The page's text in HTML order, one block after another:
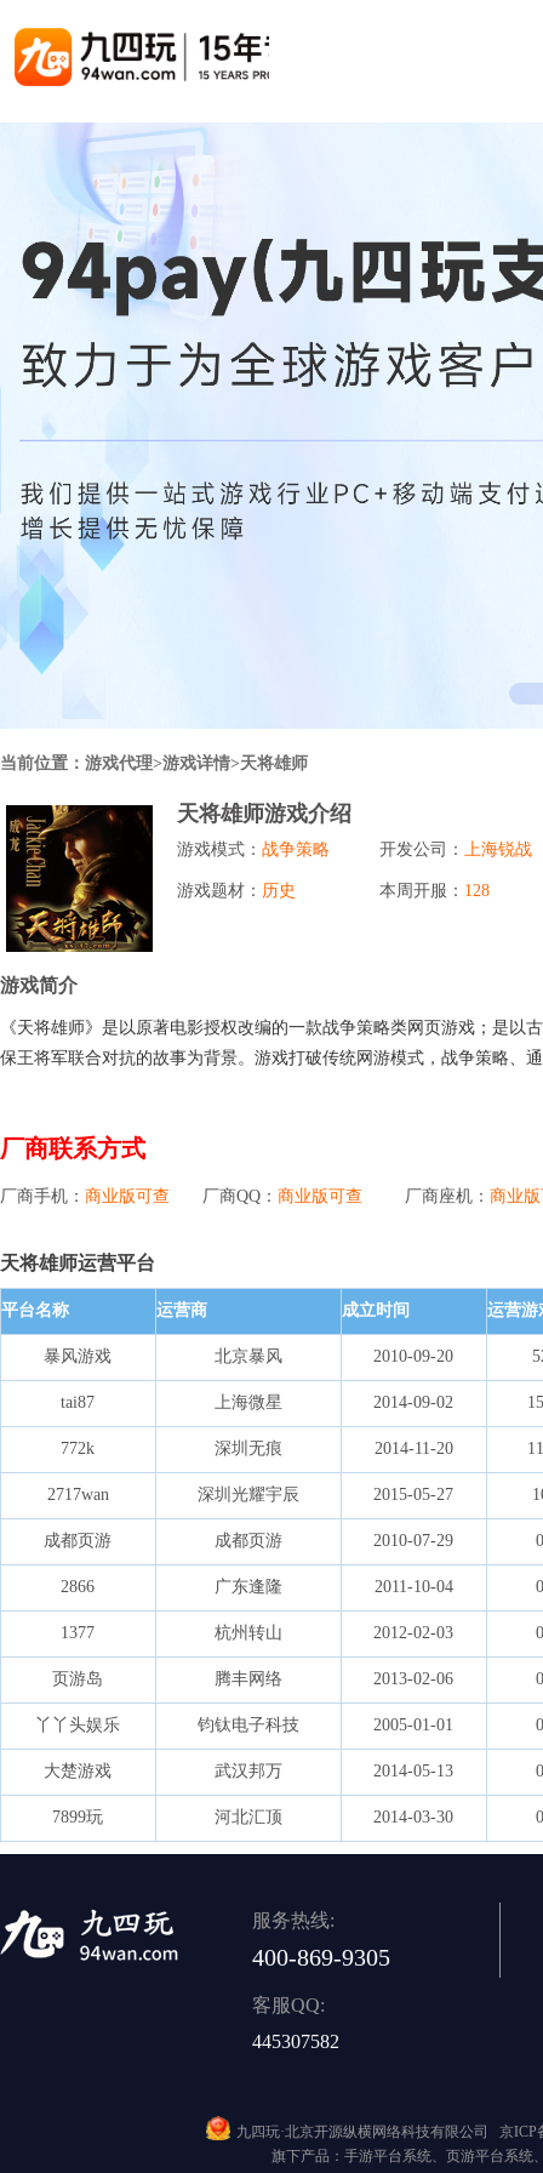
游戏联运系统
手游联运系统
千款游戏任意运营
页游联运系统
H5游戏联运系统
支持多国语言，多种国际支付
行业对比
帮您甄选最优质的产品和服务
PC官网
游戏APP
游戏、玩家、资金一站管理
聚合盒子PC端
全新UI上线，引流新利器
游戏库
手游列表
上千款游戏，款款吸金 代理流程
热门游戏、大厂游戏、高分成 带你了解
小程序游戏列表
千款热门游戏，精品热推
游戏陪玩系统
游戏陪玩系统
变现模式多样(订单、礼物、招商加盟)
陪玩PC官网
陪玩APP
一站式管理陪玩技师/订单/玩家数据...
游戏开播助手
当前位置： 游戏代理>游戏详情>天将雄师
天将雄师游戏介绍
游戏模式： 战争策略 开发公司： 上海锐战
游戏题材： 历史 本周开服： 128
游戏简介
《天将雄师》是以原著电影授权改编的一款战争策略类网页游戏；是
保王将军联合对抗的故事为背景。游戏打破传统网游模式，战争策略、
厂商联系方式
厂商手机： 商业版可查 厂商QQ： 商业版可查 厂商座机： 商业
天将雄师运营平台
平台名称 运营商 成立时间 运营游
暴风游戏 北京暴风 2010-09-20
tai87 上海微星 2014-09-02
772k 深圳无痕 2014-11-20
2717wan 深圳光耀宇辰 2015-05-27
成都页游 成都页游 2010-07-29
2866 广东逢隆 2011-10-04
1377 杭州转山 2012-02-03
页游岛 腾丰网络 2013-02-06
丫丫头娱乐 钧钛电子科技 2005-01-01
大楚游戏 武汉邦万 2014-05-13
7899玩 河北汇顶 2014-03-30
服务热线:
400-869-9305
客服QQ:
445307582
九四玩·北京开源纵横网络科技有限公司京ICP
旗下产品：手游平台系统、页游平台系统